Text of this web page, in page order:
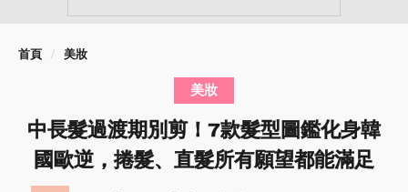
首頁 美妝
美妝
中長髮過渡期別剪！7款髮型圖鑑化身韓
國歐逆，捲髮、直髮所有願望都能滿足